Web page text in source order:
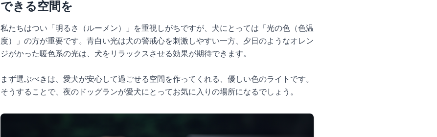
できる空間を
私たちはつい「明るさ（ルーメン）」を重視しがちですが、犬にとっては「光の色（色温
度）」の方が重要です。青白い光は犬の警戒心を刺激しやすい一方、夕日のようなオレン
ジがかった暖色系の光は、犬をリラックスさせる効果が期待できます。
まず選ぶべきは、愛犬が安心して過ごせる空間を作ってくれる、優しい色のライトです。
そうすることで、夜のドッグランが愛犬にとってお気に入りの場所になるでしょう。